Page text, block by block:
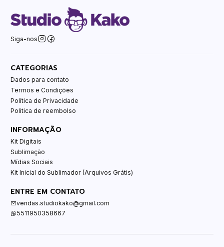
Siga-nos
CATEGORIAS
Dados para contato
Termos e Condições
Política de Privacidade
Politica de reembolso
INFORMAÇÃO
Kit Digitais
Sublimação
Mídias Sociais
Kit Inicial do Sublimador (Arquivos Grátis)
ENTRE EM CONTATO
vendas.studiokako@gmail.com
5511950358667